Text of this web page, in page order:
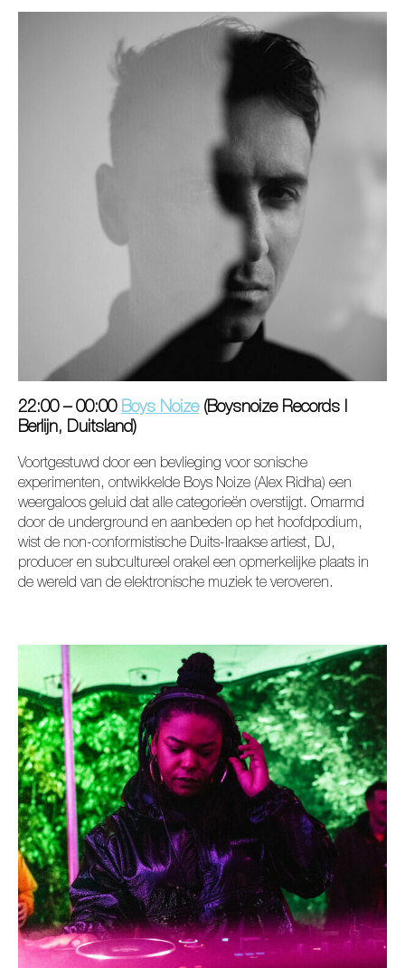
22:00 – 00:00 Boys Noize(Boysnoize Records I
Berlijn, Duitsland)
Voortgestuwd door een bevlieging voor sonische
experimenten, ontwikkelde Boys Noize (Alex Ridha) een
weergaloos geluid dat alle categorieën overstijgt. Omarmd
door de underground en aanbeden op het hoofdpodium,
wist de non-conformistische Duits-Iraakse artiest, DJ,
producer en subcultureel orakel een opmerkelijke plaats in
de wereld van de elektronische muziek te veroveren.